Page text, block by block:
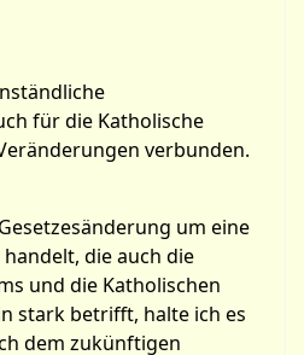
für die Katholische
verbunden.
um eine
die auch die
und die Katholischen
stark betrifft, halte ich es
dem zukünftigen